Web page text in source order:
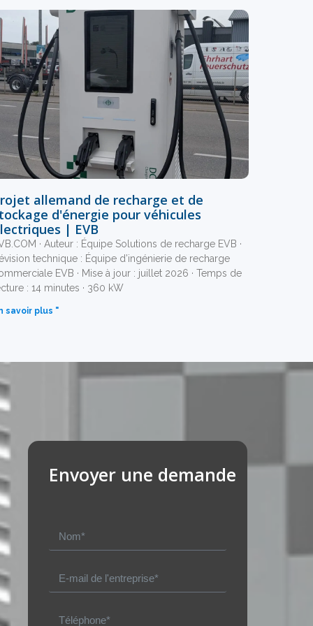
allemand de recharge et de
d'énergie pour véhicules
| EVB
· Auteur : Équipe Solutions de recharge EVB ·
technique : Équipe d’ingénierie de recharge
EVB · Mise à jour : juillet 2026 · Temps de
: 14 minutes · 360 kW
savoir plus "
Envoyer une demande